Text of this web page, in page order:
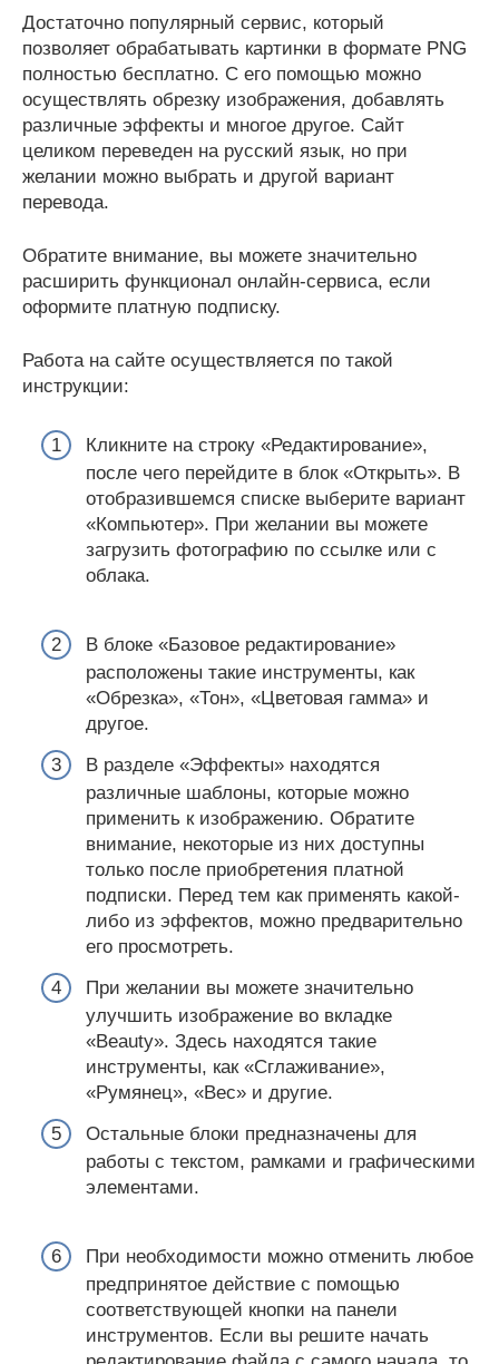
Достаточно популярный сервис, который
позволяет обрабатывать картинки в формате PNG
полностью бесплатно. С его помощью можно
осуществлять обрезку изображения, добавлять
различные эффекты и многое другое. Сайт
целиком переведен на русский язык, но при
желании можно выбрать и другой вариант
перевода.
Обратите внимание, вы можете значительно
расширить функционал онлайн-сервиса, если
оформите платную подписку.
Работа на сайте осуществляется по такой
инструкции:
Кликните на строку «Редактирование»,
после чего перейдите в блок «Открыть». В
отобразившемся списке выберите вариант
«Компьютер». При желании вы можете
загрузить фотографию по ссылке или с
облака.
В блоке «Базовое редактирование»
расположены такие инструменты, как
«Обрезка», «Тон», «Цветовая гамма» и
другое.
В разделе «Эффекты» находятся
различные шаблоны, которые можно
применить к изображению. Обратите
внимание, некоторые из них доступны
только после приобретения платной
подписки. Перед тем как применять какой-
либо из эффектов, можно предварительно
его просмотреть.
При желании вы можете значительно
улучшить изображение во вкладке
«Beauty». Здесь находятся такие
инструменты, как «Сглаживание»,
«Румянец», «Вес» и другие.
Остальные блоки предназначены для
работы с текстом, рамками и графическими
элементами.
При необходимости можно отменить любое
предпринятое действие с помощью
соответствующей кнопки на панели
инструментов. Если вы решите начать